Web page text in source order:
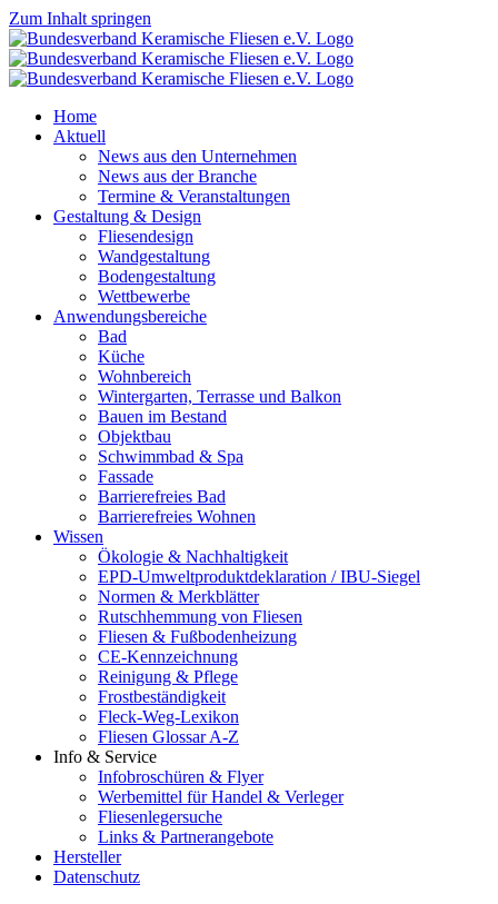
Zum Inhalt springen
Home
Aktuell
News aus den Unternehmen
News aus der Branche
Termine & Veranstaltungen
Gestaltung & Design
Fliesendesign
Wandgestaltung
Bodengestaltung
Wettbewerbe
Anwendungsbereiche
Bad
Küche
Wohnbereich
Wintergarten, Terrasse und Balkon
Bauen im Bestand
Objektbau
Schwimmbad & Spa
Fassade
Barrierefreies Bad
Barrierefreies Wohnen
Wissen
Ökologie & Nachhaltigkeit
EPD-Umweltproduktdeklaration / IBU-Siegel
Normen & Merkblätter
Rutschhemmung von Fliesen
Fliesen & Fußbodenheizung
CE-Kennzeichnung
Reinigung & Pflege
Frostbeständigkeit
Fleck-Weg-Lexikon
Fliesen Glossar A-Z
Info & Service
Infobroschüren & Flyer
Werbemittel für Handel & Verleger
Fliesenlegersuche
Links & Partnerangebote
Hersteller
Datenschutz